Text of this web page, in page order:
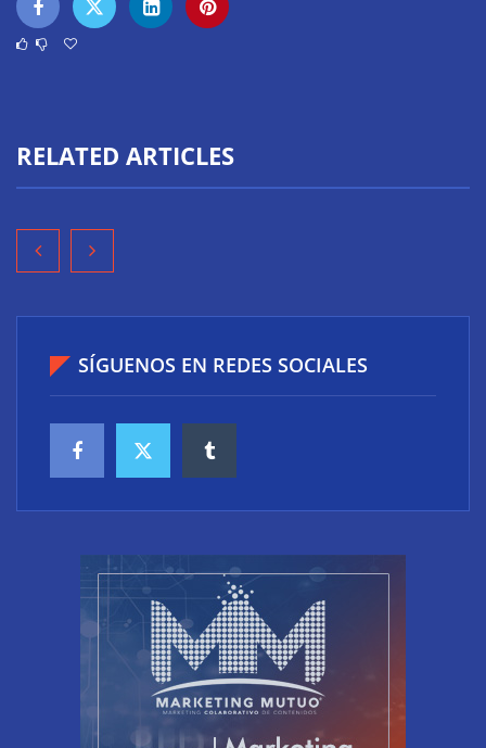
RELATED ARTICLES
una mayor eficiencia y una menor complejidad con
su cartera integrada y soluciones inteligentes
SÍGUENOS EN REDES SOCIALES